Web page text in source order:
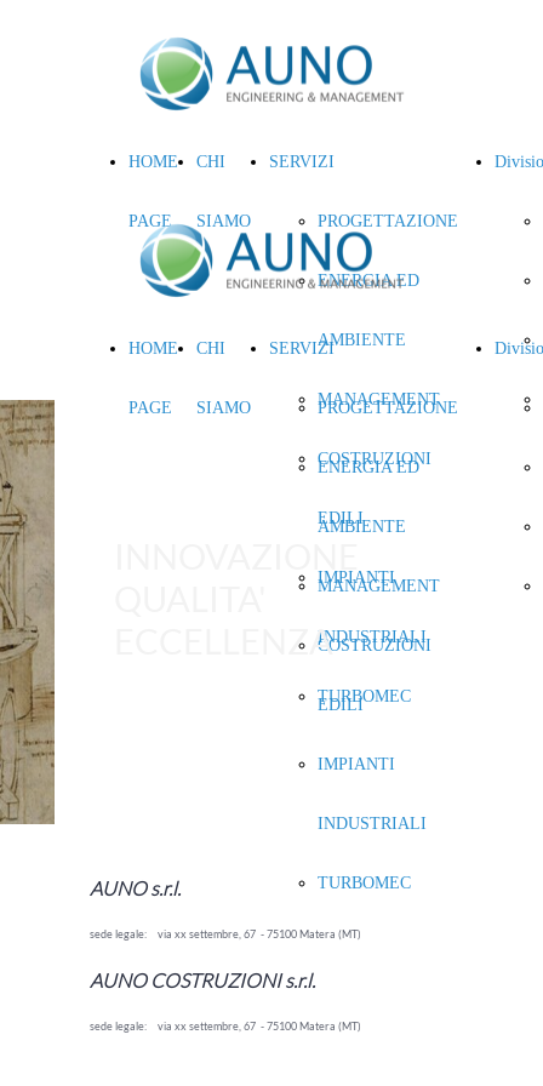
HOME
PAGE
CHI
SIAMO
SERVIZI
PROGETTAZIONE
ENERGIA ED
AMBIENTE
MANAGEMENT
COSTRUZIONI
EDILI
IMPIANTI
INDUSTRIALI
TURBOMEC
HOME
PAGE
CHI
SIAMO
SERVIZI
PROGETTAZIONE
ENERGIA ED
AMBIENTE
MANAGEMENT
COSTRUZIONI
EDILI
IMPIANTI
INDUSTRIALI
TURBOMEC
ECCELLENZA
AUNO s.r.l.
AUNO COSTRUZIONI s.r.l.
sede legale: via xx settembre, 67 - 75100 Matera (MT)
sede legale: via xx settembre, 67 - 75100 Matera (MT)